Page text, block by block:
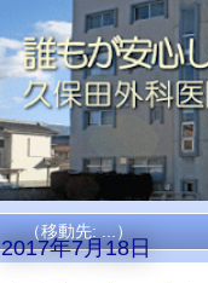
2017年7月18日